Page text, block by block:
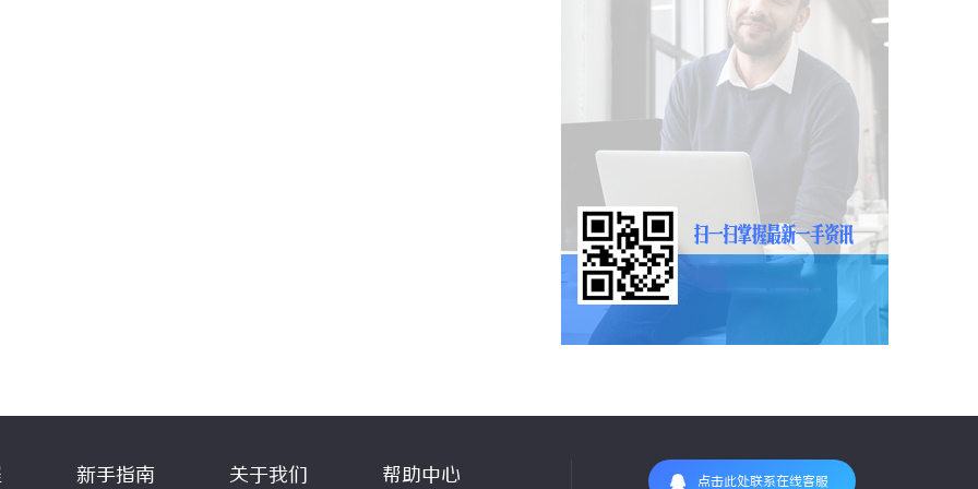
新手指南 关于我们 帮助中心 点击此处联系在线客服